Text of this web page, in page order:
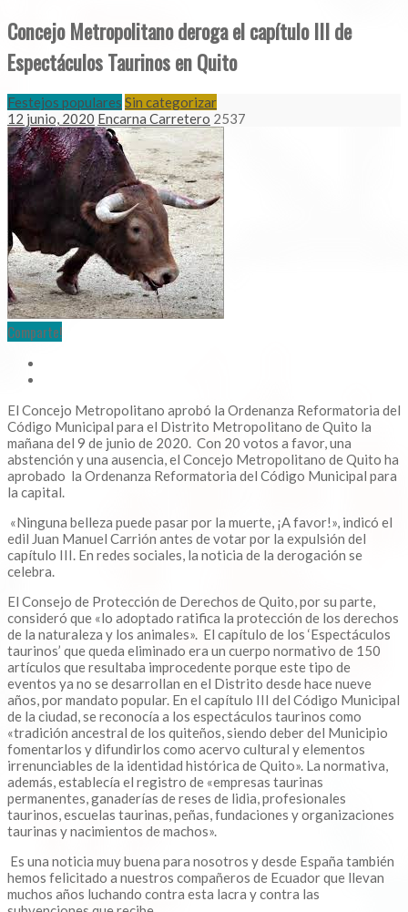
Concejo Metropolitano deroga el capítulo III de
Espectáculos Taurinos en Quito
Festejos populares Sin categorizar
12 junio, 2020 Encarna Carretero 2537
Comparte!
El Concejo Metropolitano aprobó la Ordenanza Reformatoria del
Código Municipal para el Distrito Metropolitano de Quito la
mañana del 9 de junio de 2020. Con 20 votos a favor, una
abstención y una ausencia, el Concejo Metropolitano de Quito ha
aprobado la Ordenanza Reformatoria del Código Municipal para
la capital.
«Ninguna belleza puede pasar por la muerte, ¡A favor!», indicó el
edil Juan Manuel Carrión antes de votar por la expulsión del
capítulo III. En redes sociales, la noticia de la derogación se
celebra.
El Consejo de Protección de Derechos de Quito, por su parte,
consideró que «lo adoptado ratifica la protección de los derechos
de la naturaleza y los animales». El capítulo de los ‘Espectáculos
taurinos’ que queda eliminado era un cuerpo normativo de 150
artículos que resultaba improcedente porque este tipo de
eventos ya no se desarrollan en el Distrito desde hace nueve
años, por mandato popular. En el capítulo III del Código Municipal
de la ciudad, se reconocía a los espectáculos taurinos como
«tradición ancestral de los quiteños, siendo deber del Municipio
fomentarlos y difundirlos como acervo cultural y elementos
irrenunciables de la identidad histórica de Quito». La normativa,
además, establecía el registro de «empresas taurinas
permanentes, ganaderías de reses de lidia, profesionales
taurinos, escuelas taurinas, peñas, fundaciones y organizaciones
taurinas y nacimientos de machos».
Es una noticia muy buena para nosotros y desde España también
hemos felicitado a nuestros compañeros de Ecuador que llevan
muchos años luchando contra esta lacra y contra las